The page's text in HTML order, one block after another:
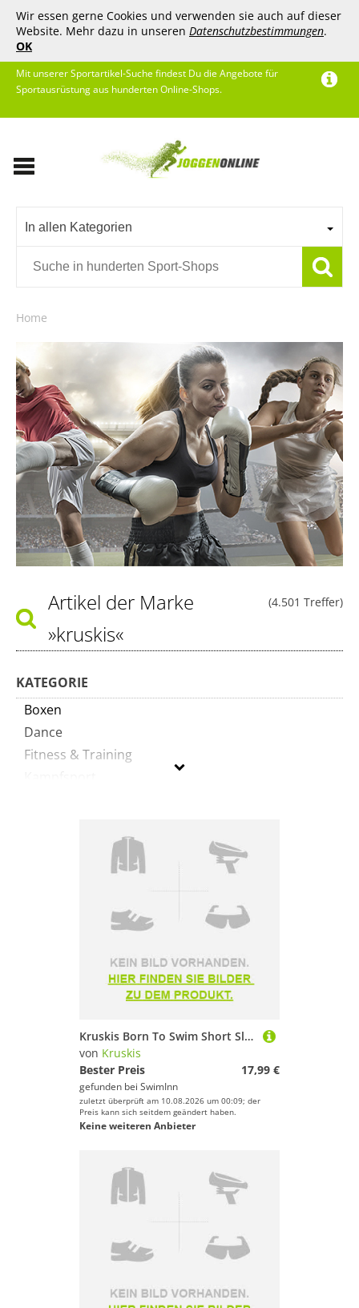
Wir essen gerne Cookies und verwenden sie auch auf dieser
Website. Mehr dazu in unseren Datenschutzbestimmungen.
OK
Mit unserer Sportartikel-Suche findest Du die Angebote für
Sportausrüstung aus hunderten Online-Shops.
In allen Kategorien
Home
(4.501 Treffer)
Artikel der Marke
»kruskis«
KATEGORIE
Boxen
Dance
Fitness & Training
Sportausrüstung
Sportausstattung
Kruskis Born To Swim Short Sleeve T-shirt Schwarz 2XL Mann
von Kruskis
Bester Preis
17,99 €
gefunden bei SwimInn
zuletzt überprüft am 10.08.2026 um 00:09; der
Preis kann sich seitdem geändert haben.
Keine weiteren Anbieter